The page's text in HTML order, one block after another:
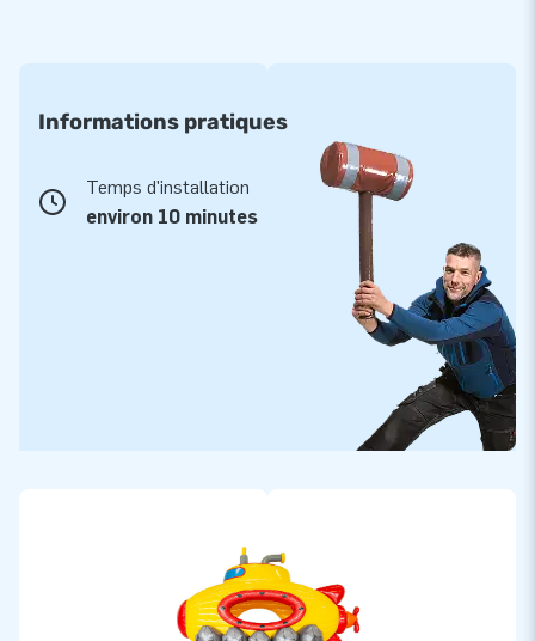
Informations pratiques
Temps d'installation
environ 10 minutes